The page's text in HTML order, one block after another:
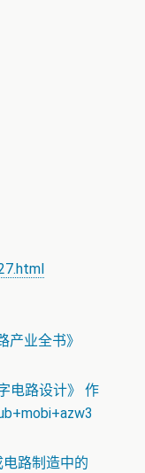
产业全书》
电路设计》 作
电路制造中的